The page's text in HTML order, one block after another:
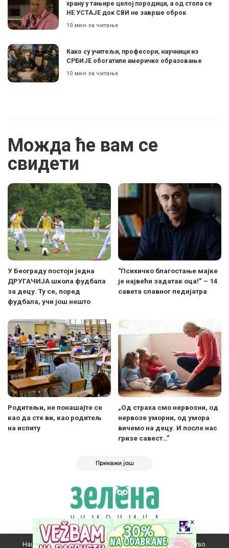
храну у тањире целој породици, а од стола се
НЕ УСТАЈЕ док СВИ не заврше оброк
10 мин за читање
Како су учитељи, професори, научници из
СРБИЈЕ обогатили америчко образовање
10 мин за читање
Можда ће вам се
свидети
У Београду постоји једна
ДРУГАЧИЈА школа фудбала
за децу. Ту се, поред
фудбала, учи још нешто
"Психичко благостање мајке
је највећи задатак оца!” – 14
савета славног педијатра
Родитељи, не понашајте се
као да сте ви, као родитељ
на испиту
„Од страха смо нервозни, од
нервозе уморни, од умора
вичемо на децу. И после нас
гризе савест…”
Прикажи још
Наш вебсајт користи колачиће да побољша ваше искуство.
×